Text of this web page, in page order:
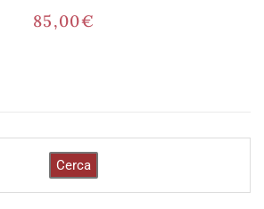
Cerca
85,00€